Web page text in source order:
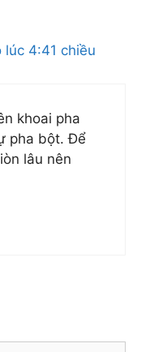
lúc 4:41 chiều
khoai pha
pha bột. Để
lâu nên